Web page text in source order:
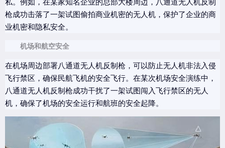
枪成功击落了一架试图偷拍商业机密的无人机，保护了企业的商
业机密和隐私安全。
机场和航空安全
在机场周边部署八通道无人机反制枪，可以防止无人机非法入侵
飞行禁区，确保民航飞机的安全飞行。在某次机场安全演练中，
八通道无人机反制枪成功干扰了一架试图闯入飞行禁区的无人
机，确保了机场的安全运行和航班的安全起降。